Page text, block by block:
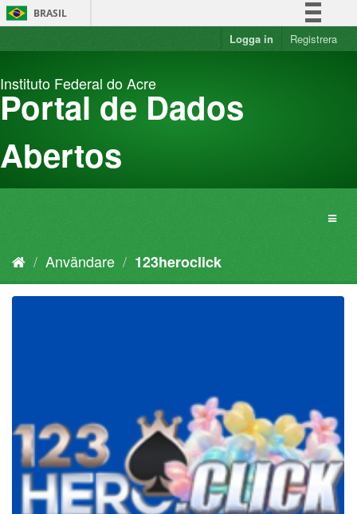
Hoppa
fram
BRASIL
Simplifique!
Acesso à informação
Logga in Registrera
Instituto Federal do Acre
Portal de Dados
Abertos
Användare 123heroclick